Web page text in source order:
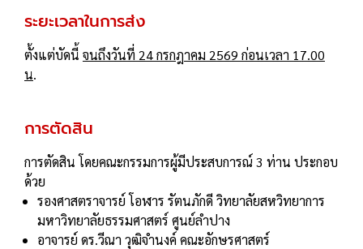
ระยะเวลาในการส่ง
ตั้งแต่บัดนี้ จนถึงวันที่ 24 กรกฎาคม 2569 ก่อนเวลา 17.00
น.
การตัดสิน
การตัดสิน โดยคณะกรรมการผู้มีประสบการณ์ 3 ท่าน ประกอบ
ด้วย
รองศาสตราจารย์ โอฬาร รัตนภักดี วิทยาลัยสหวิทยาการ
มหาวิทยาลัยธรรมศาสตร์ ศูนย์ลําปาง
อาจารย์ ดร.วีณา วุฒิจํานงค์ คณะอักษรศาสตร์